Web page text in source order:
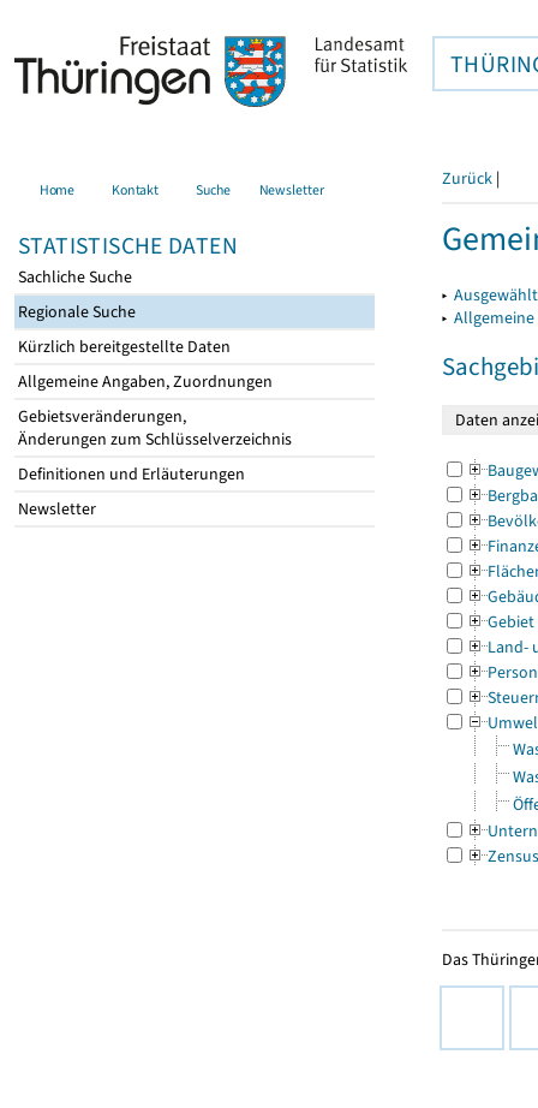
Home Kontakt Suche Newsletter
STATISTISCHE DATEN
Sachliche Suche
Regionale Suche
Kürzlich bereitgestellte Daten
Allgemeine Angaben, Zuordnungen
Gebietsveränderungen,
Änderungen zum Schlüsselverzeichnis
Definitionen und Erläuterungen
Newsletter
Zurück |
▸
▸
Gebiet
Land-
Zensus
Das